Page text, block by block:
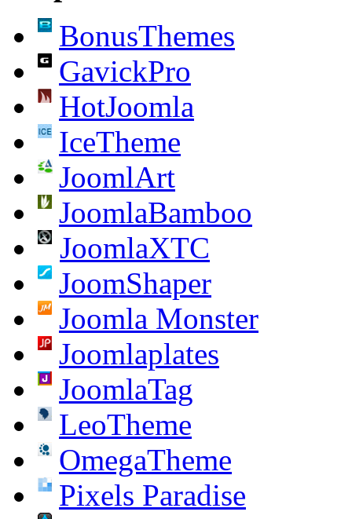
BonusThemes
GavickPro
HotJoomla
IceTheme
JoomlArt
JoomlaBamboo
JoomlaXTC
JoomShaper
Joomla Monster
Joomlaplates
JoomlaTag
LeoTheme
OmegaTheme
Pixels Paradise